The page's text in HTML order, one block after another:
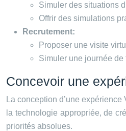
Simuler des situations
Offrir des simulations
Recrutement:
Proposer une visite
Simuler une journée de
Concevoir une
La conception d’une
la technologie appropriée, de
priorités absolues.